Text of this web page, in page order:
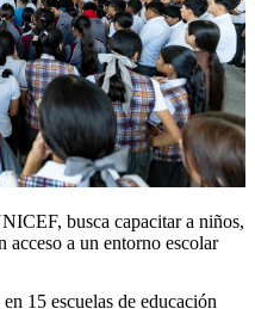
busca capacitar a niños,
acceso a un entorno escolar
15 escuelas de educación